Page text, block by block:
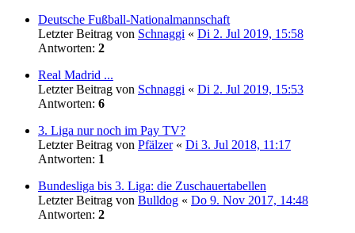
Deutsche Fußball-Nationalmannschaft
Letzter Beitrag von Schnaggi « Di 2. Jul 2019, 15:58
Antworten: 2
Real Madrid ...
Letzter Beitrag von Schnaggi « Di 2. Jul 2019, 15:53
Antworten: 6
3. Liga nur noch im Pay TV?
Letzter Beitrag von Pfälzer« Di 3. Jul 2018, 11:17
Antworten: 1
Bundesliga bis 3. Liga: die Zuschauertabellen
Letzter Beitrag von Bulldog « Do 9. Nov 2017, 14:48
Antworten: 2